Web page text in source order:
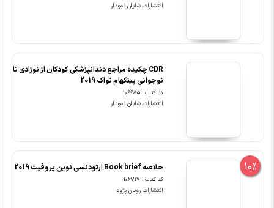
انتشارات شایان نمودار
CDR چکیده مراجع دندانپزشکی کودکان از نوزادی تا
نوجوانی پینکهام نواک 2019
کد کتاب : 106685
انتشارات شایان نمودار
10% خلاصه Book brief ارتودنسی نوین پروفیت 2019
کد کتاب : 106717
انتشارات رویان پژوه